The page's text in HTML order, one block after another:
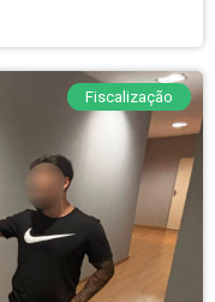
Fiscalização